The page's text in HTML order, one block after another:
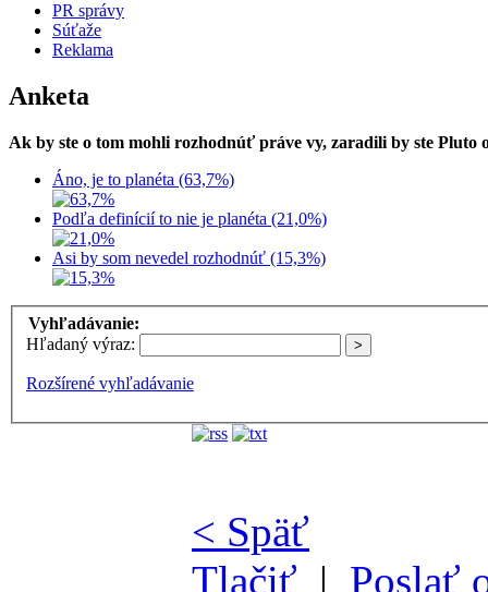
PR správy
Súťaže
Reklama
Anketa
Ak by ste o tom mohli rozhodnúť práve vy, zaradili by ste Pluto
Áno, je to planéta (63,7%)
Podľa definícií to nie je planéta (21,0%)
Asi by som nevedel rozhodnúť (15,3%)
Vyhľadávanie:
Hľadaný výraz:
Rozšírené vyhľadávanie
< Späť
Tlačiť | Poslať